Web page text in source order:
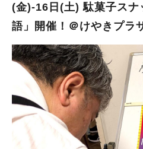
(金)-16日(土) 駄菓子スナ
語」開催！＠けやきプラ